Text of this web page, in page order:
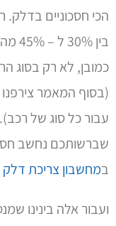
הכי חסכוניים
כמובן, לא רק בסוג
(בסוף המאמר
עבור כל סוג של
שברשותכם נחשב
במחשבון צריכת דלק
ועבור אלה בינינו